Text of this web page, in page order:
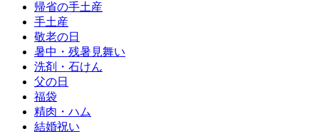
帰省の手土産
手土産
敬老の日
暑中・残暑見舞い
洗剤・石けん
父の日
福袋
精肉・ハム
結婚祝い